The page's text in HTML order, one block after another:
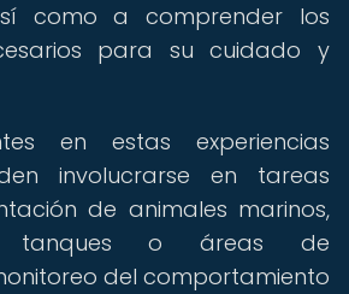
como a comprender los
para su cuidado y
en estas experiencias
involucrarse en tareas
de animales marinos,
tanques o áreas de
del comportamiento